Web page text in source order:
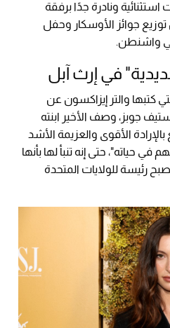
ونادرة جدًا برفقة
جوائز الأوسكار وحفل
في إرث آبل
كتبها والتر إيزاكسون عن
جوبز، وصف الأخير ابنته
الأقوى والعزيمة الأشد
في حياته"، حتى إنه تنبأ لها بأنها
رئيسة للولايات المتحدة